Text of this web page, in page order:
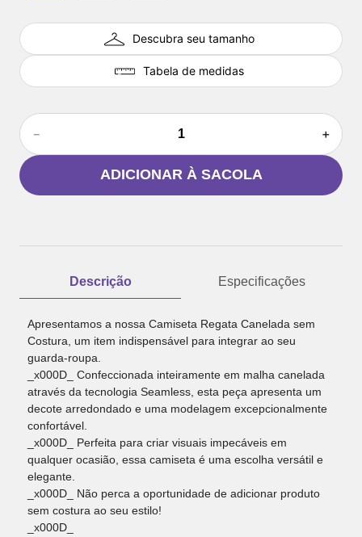
Descubra seu tamanho
Tabela de medidas
＋
－
ADICIONAR À SACOLA
Descrição Especificações
Apresentamos a nossa Camiseta Regata Canelada sem
Costura, um item indispensável para integrar ao seu
guarda-roupa.
_x000D_ Confeccionada inteiramente em malha canelada
através da tecnologia Seamless, esta peça apresenta um
decote arredondado e uma modelagem excepcionalmente
confortável.
_x000D_ Perfeita para criar visuais impecáveis em
qualquer ocasião, essa camiseta é uma escolha versátil e
elegante.
_x000D_ Não perca a oportunidade de adicionar produto
sem costura ao seu estilo!
_x000D_